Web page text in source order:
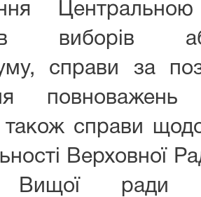
виборів
справи за
повноважень
також справи
Верховної
Вищої ради